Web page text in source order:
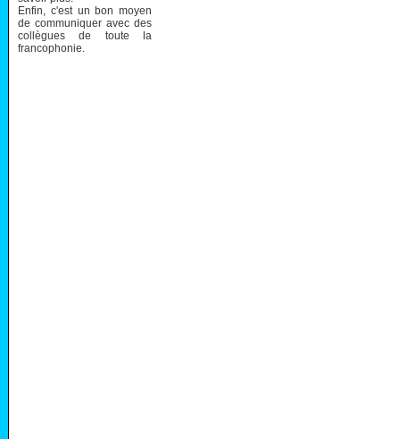
Enfin, c'est un bon moyen
de communiquer avec des
collègues de toute la
francophonie.